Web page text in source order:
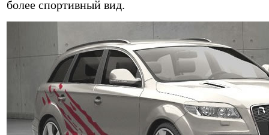
более спортивный вид.